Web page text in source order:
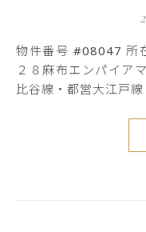
物件番号 #08047 所在地 東京都港区西麻布４―１１―
２８麻布エンパイア
比谷線・都営大江戸